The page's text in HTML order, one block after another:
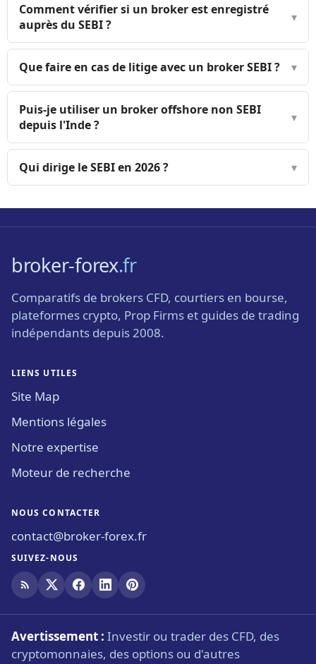
Comment vérifier si un broker est enregistré
auprès du SEBI ?
▾
Que faire en cas de litige avec un broker SEBI ? ▾
Puis-je utiliser un broker offshore non SEBI
depuis l'Inde ?
▾
Qui dirige le SEBI en 2026 ? ▾
broker-forex.fr
Comparatifs de brokers CFD, courtiers en bourse,
plateformes crypto, Prop Firms et guides de trading
indépendants depuis 2008.
LIENS UTILES
Site Map
Mentions légales
Notre expertise
Moteur de recherche
NOUS CONTACTER
contact@broker-forex.fr
SUIVEZ-NOUS
Avertissement : Investir ou trader des CFD, des
cryptomonnaies, des options ou d'autres